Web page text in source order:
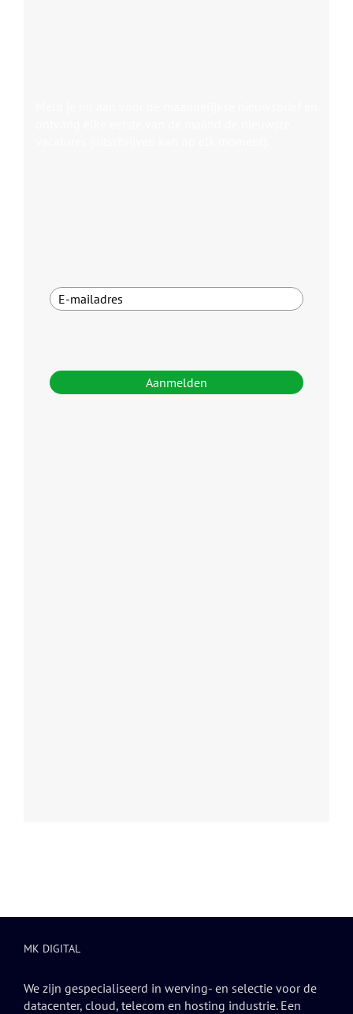
MK DIGITAL
We zijn gespecialiseerd in werving- en selectie voor de
datacenter, cloud, telecom en hosting industrie. Een